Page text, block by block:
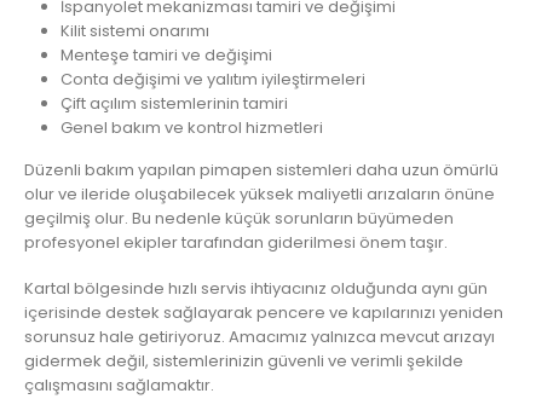
İspanyolet mekanizması tamiri ve değişimi
Kilit sistemi onarımı
Menteşe tamiri ve değişimi
Conta değişimi ve yalıtım iyileştirmeleri
Çift açılım sistemlerinin tamiri
Genel bakım ve kontrol hizmetleri
Düzenli bakım yapılan pimapen sistemleri daha uzun ömürlü
olur ve ileride oluşabilecek yüksek maliyetli arızaların önüne
geçilmiş olur. Bu nedenle küçük sorunların büyümeden
profesyonel ekipler tarafından giderilmesi önem taşır.
Kartal bölgesinde hızlı servis ihtiyacınız olduğunda aynı gün
içerisinde destek sağlayarak pencere ve kapılarınızı yeniden
sorunsuz hale getiriyoruz. Amacımız yalnızca mevcut arızayı
gidermek değil, sistemlerinizin güvenli ve verimli şekilde
çalışmasını sağlamaktır.